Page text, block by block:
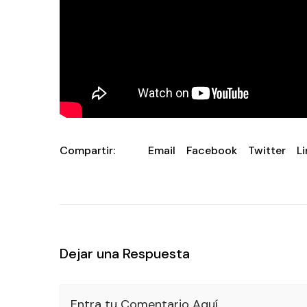
Compartir: Email Facebook Twitter
Dejar una Respuesta